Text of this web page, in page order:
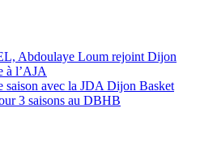
Abdoulaye Loum rejoint Dijon
à l’AJA
saison avec la JDA Dijon Basket
3 saisons au DBHB